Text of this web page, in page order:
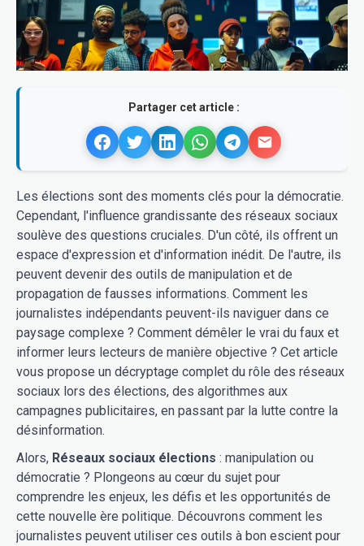
Partager cet article :
Les élections sont des moments clés pour la démocratie.
Cependant, l'influence grandissante des réseaux sociaux
soulève des questions cruciales. D'un côté, ils offrent un
espace d'expression et d'information inédit. De l'autre, ils
peuvent devenir des outils de manipulation et de
propagation de fausses informations. Comment les
journalistes indépendants peuvent-ils naviguer dans ce
paysage complexe ? Comment démêler le vrai du faux et
informer leurs lecteurs de manière objective ? Cet article
vous propose un décryptage complet du rôle des réseaux
sociaux lors des élections, des algorithmes aux
campagnes publicitaires, en passant par la lutte contre la
désinformation.
Alors, Réseaux sociaux élections : manipulation ou
démocratie ? Plongeons au cœur du sujet pour
comprendre les enjeux, les défis et les opportunités de
cette nouvelle ère politique. Découvrons comment les
journalistes peuvent utiliser ces outils à bon escient pour